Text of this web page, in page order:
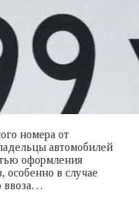
номера от
автомобилей
оформления
особенно в случае
ввоза…